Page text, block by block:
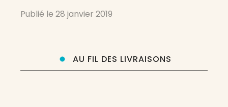
piquent. « Suis-moi » nous dit-elle, nous dit
Publié le 28 janvier 2019
AU FIL DES LIVRAISONS